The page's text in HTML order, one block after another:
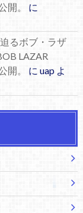
開。
に
るボブ・ラザ
LAZAR
開。
に uapよ